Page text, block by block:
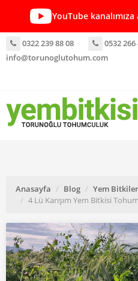
YouTube
0322 239 88 08
0532 266
info@torunoglutohum.com
Anasayfa Blog
Yem
4 Lü Karışım Yem Bitkisi